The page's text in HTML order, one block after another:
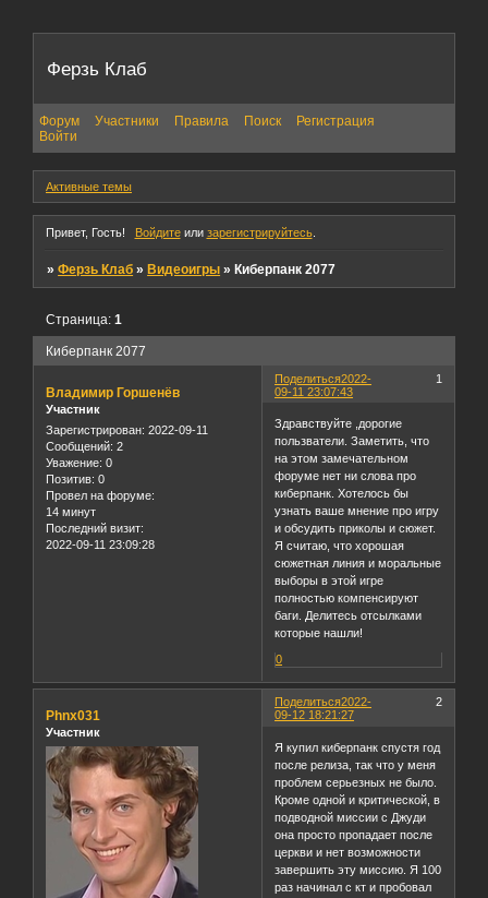
Ферзь Клаб
Форум Участники Правила Поиск
Регистрация
Войти
Активные темы
Привет, Гость! Войдитеили зарегистрируйтесь.
»Ферзь Клаб »Видеоигры »Киберпанк 2077
Киберпанк 2077
Страница:1
Поделиться 1
2022-
09-11 23:07:43
Владимир Горшенёв
Участник
Зарегистрирован: 2022-09-11
Сообщений: 2
Уважение: 0
Позитив: 0
Провел на форуме:
14 минут
Последний визит:
2022-09-11 23:09:28
Здравствуйте ,дорогие
пользватели. Заметить, что
на этом замечательном
форуме нет ни слова про
киберпанк. Хотелось бы
узнать ваше мнение про игру
и обсудить приколы и сюжет.
Я считаю, что хорошая
сюжетная линия и моральные
выборы в этой игре
полностью компенсируют
баги. Делитесь отсылками
которые нашли!
0
Поделиться 2
2022-
09-12 18:21:27
Phnx031
Участник
Я купил киберпанк спустя год
после релиза, так что у меня
проблем серьезных не было.
Кроме одной и критической, в
подводной миссии с Джуди
она просто пропадает после
церкви и нет возможности
завершить эту миссию. Я 100
раз начинал с кт и пробовал